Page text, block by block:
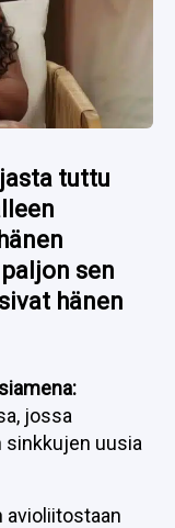
tuttu
sen
hänen
jossa
uusia
avioliitostaan